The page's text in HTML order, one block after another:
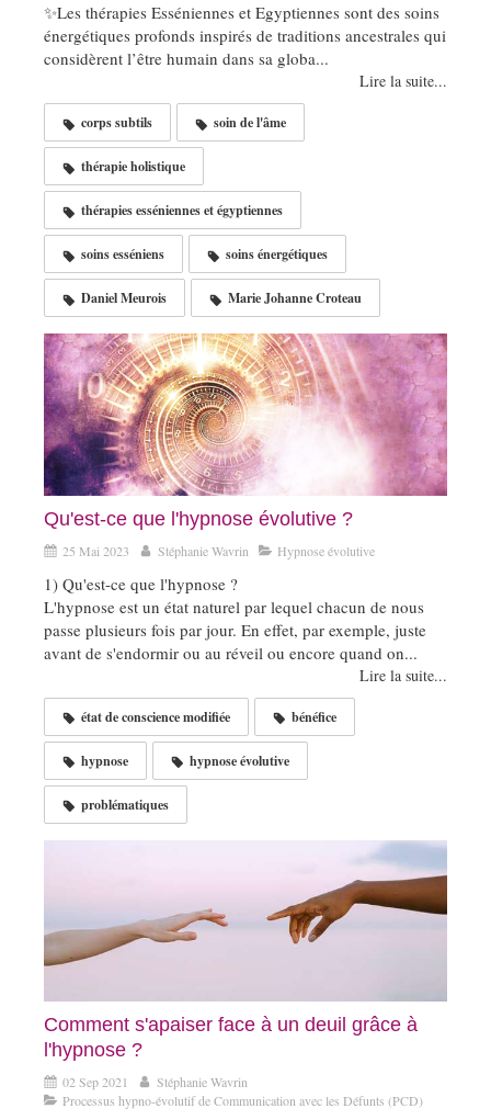
✨Les thérapies Esséniennes et Egyptiennes sont des soins
énergétiques profonds inspirés de traditions ancestrales qui
considèrent l’être humain dans sa globa...
Lire la suite...
corps subtils soin de l'âme
thérapie holistique
thérapies esséniennes et égyptiennes
soins esséniens soins énergétiques
Daniel Meurois Marie Johanne Croteau
Qu'est-ce que l'hypnose évolutive ?
25 Mai 2023 Stéphanie Wavrin Hypnose évolutive
1) Qu'est-ce que l'hypnose ?
L'hypnose est un état naturel par lequel chacun de nous
passe plusieurs fois par jour. En effet, par exemple, juste
avant de s'endormir ou au réveil ou encore quand on...
Lire la suite...
état de conscience modifiée bénéfice
hypnose hypnose évolutive
problématiques
Comment s'apaiser face à un deuil grâce à
l'hypnose ?
02 Sep 2021
Stéphanie Wavrin
Processus hypno-évolutif de Communication avec les Défunts (PCD)